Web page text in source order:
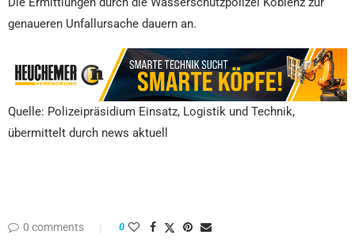
genaueren Unfallursache dauern an.
Quelle: Polizeipräsidium Einsatz, Logistik und Technik,
übermittelt durch news aktuell
0 comments 0